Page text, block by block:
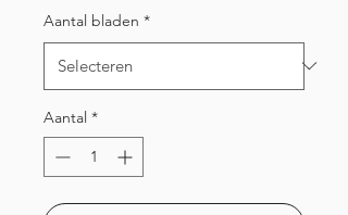
Aantal bladen *
Aantal *